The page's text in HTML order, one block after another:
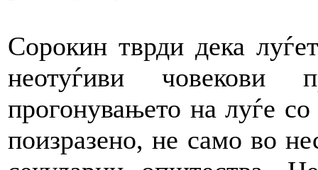
Сорокин тврди дека
неотуѓиви
прогонувањето на луѓе
поизразено, не само во